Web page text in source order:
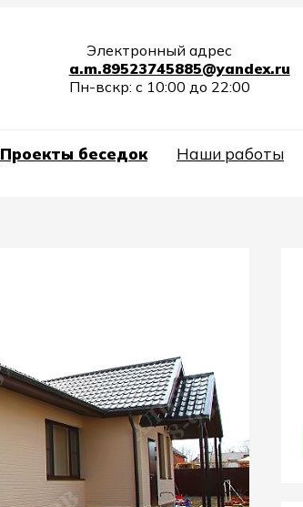
Электронный адрес
a.m.89523745885@yandex.ru
Пн-вскр: с 10:00 до 22:00
Проекты беседок Наши работы